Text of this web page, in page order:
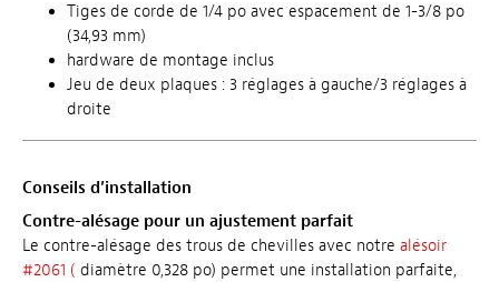
Tiges de corde de 1/4 po avec espacement de 1-3/8 po
(34,93 mm)
hardware de montage inclus
Jeu de deux plaques : 3 réglages à gauche/3 réglages à
droite
Conseils d’installation
Contre-alésage pour un ajustement parfait
Le contre-alésage des trous de chevilles avec notre alésoir
#2061 ( diamètre 0,328 po) permet une installation parfaite,